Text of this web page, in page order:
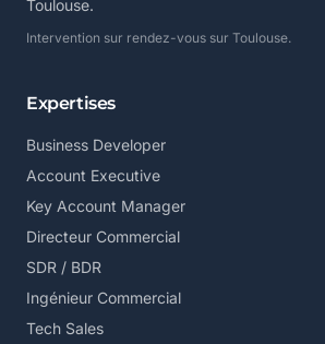
Toulouse.
Intervention sur rendez-vous sur Toulouse.
Expertises
Business Developer
Account Executive
Key Account Manager
Directeur Commercial
SDR / BDR
Ingénieur Commercial
Tech Sales